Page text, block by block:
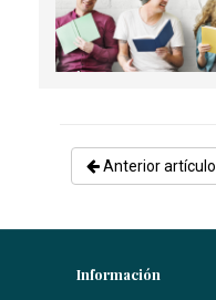
Anterior artículo
Información